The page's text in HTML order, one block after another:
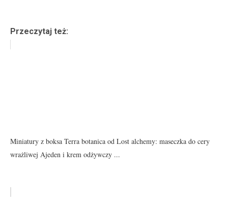
Przeczytaj też:
Miniatury z boksa Terra botanica od Lost alchemy: maseczka do cery
wrażliwej Ajeden i krem odżywczy ...